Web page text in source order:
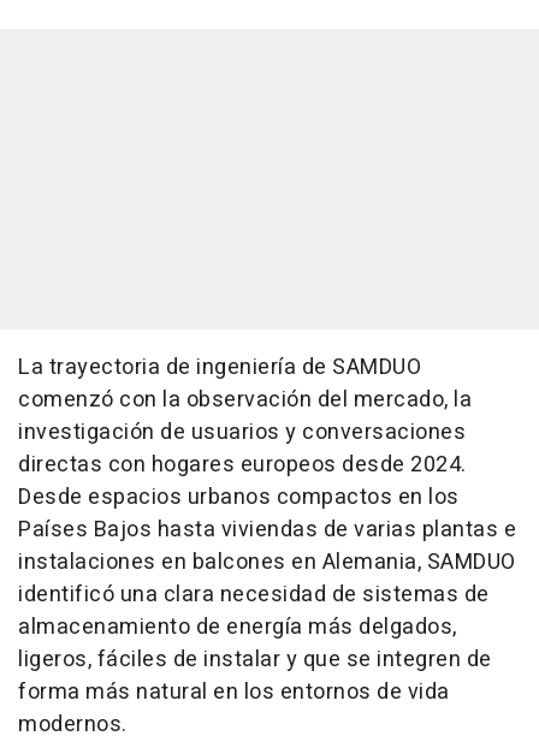
La trayectoria de ingeniería de SAMDUO
comenzó con la observación del mercado, la
investigación de usuarios y conversaciones
directas con hogares europeos desde 2024.
Desde espacios urbanos compactos en los
Países Bajos hasta viviendas de varias plantas e
instalaciones en balcones en Alemania, SAMDUO
identificó una clara necesidad de sistemas de
almacenamiento de energía más delgados,
ligeros, fáciles de instalar y que se integren de
forma más natural en los entornos de vida
modernos.